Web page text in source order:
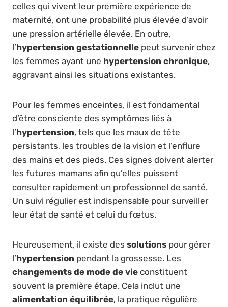
celles qui vivent leur première expérience de
maternité, ont une probabilité plus élevée d’avoir
une pression artérielle élevée. En outre,
l’hypertension gestationnelle peut survenir chez
les femmes ayant une hypertension chronique,
aggravant ainsi les situations existantes.
Pour les femmes enceintes, il est fondamental
d’être consciente des symptômes liés à
l’hypertension, tels que les maux de tête
persistants, les troubles de la vision et l’enflure
des mains et des pieds. Ces signes doivent alerter
les futures mamans afin qu’elles puissent
consulter rapidement un professionnel de santé.
Un suivi régulier est indispensable pour surveiller
leur état de santé et celui du fœtus.
Heureusement, il existe des solutions pour gérer
l’hypertension pendant la grossesse. Les
changements de mode de vie constituent
souvent la première étape. Cela inclut une
alimentation équilibrée, la pratique régulière